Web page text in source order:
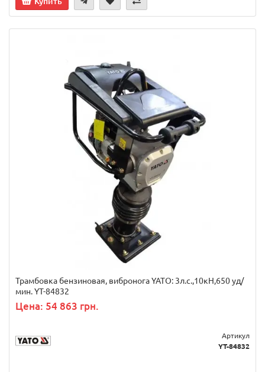
Трамбовка бензиновая, вибронога YATO: 3л.с.,10кН,650 уд/
мин. YT-84832
Цена: 54 863 грн.
Артикул
YT-84832